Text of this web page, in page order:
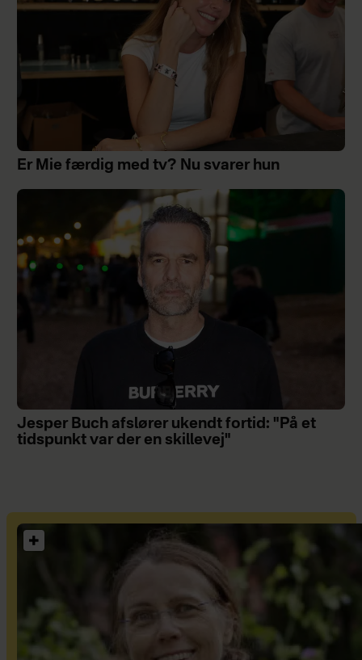
Er Mie færdig med tv? Nu svarer hun
Jesper Buch afslører ukendt fortid: "På et
tidspunkt var der en skillevej"